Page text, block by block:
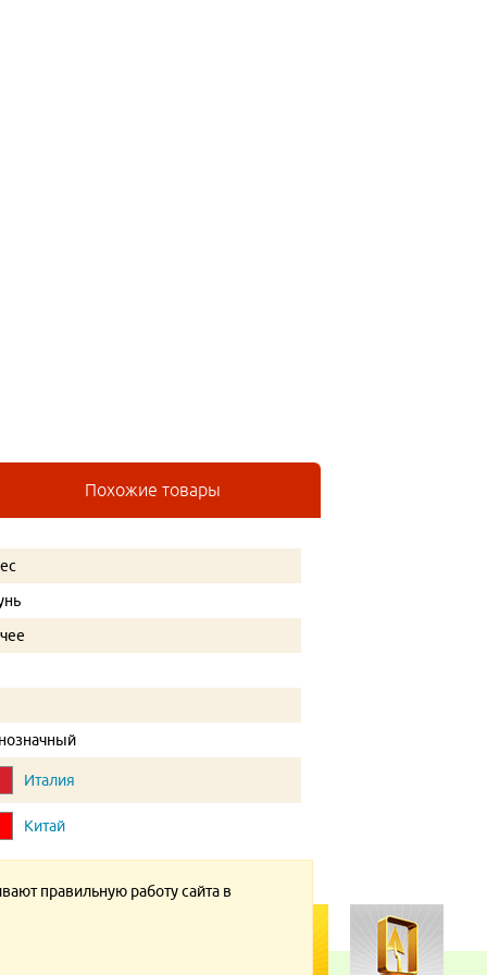
Похожие товары
Италия
Китай
правильную работу сайта в